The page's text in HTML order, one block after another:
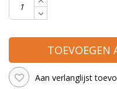
TOEVOEGEN
Aan verlanglijst